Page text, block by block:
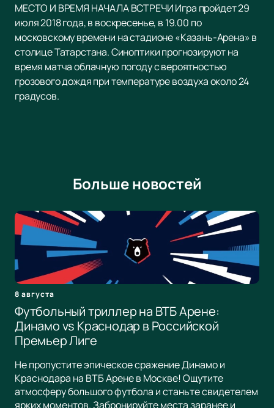
МЕСТО И ВРЕМЯ НАЧАЛА ВСТРЕЧИ Игра пройдет 29
июля 2018 года, в воскресенье, в 19.00 по
московскому времени на стадионе «Казань-Арена» в
столице Татарстана. Синоптики прогнозируют на
время матча облачную погоду с вероятностью
грозового дождя при температуре воздуха около 24
градусов.
Больше новостей
8 августа
Футбольный триллер на ВТБ Арене:
Динамо vs Краснодар в Российской
Премьер Лиге
Не пропустите эпическое сражение Динамо и
Краснодара на ВТБ Арене в Москве! Ощутите
атмосферу большого футбола и станьте свидетелем
ярких моментов. Забронируйте места заранее и